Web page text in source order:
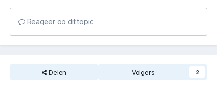
Reageer op dit topic
Delen Volgers 2